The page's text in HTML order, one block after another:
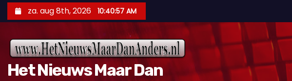
o
za. aug 8th, 2026 10:40:59 AM
Het Nieuws Maar Dan